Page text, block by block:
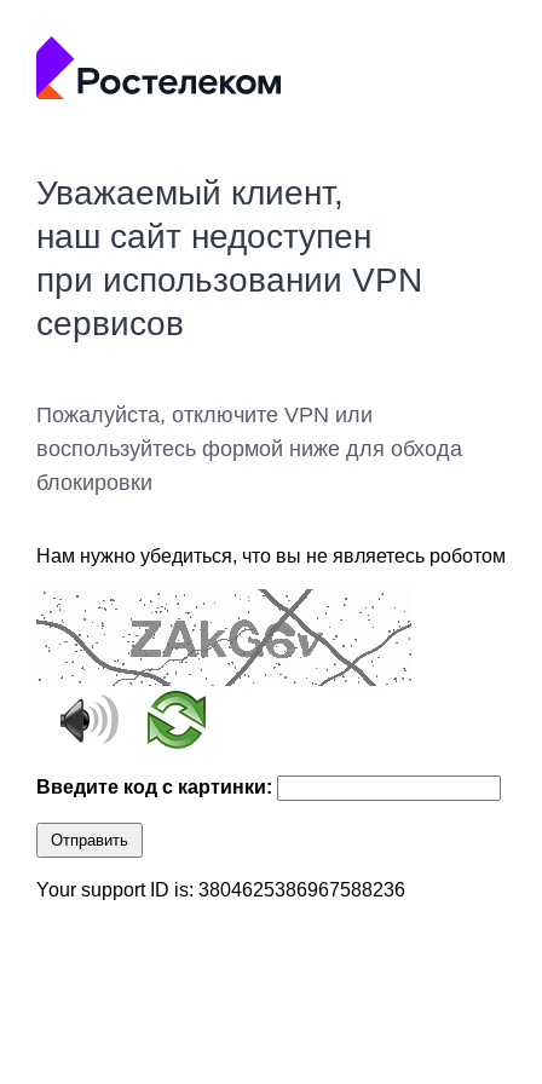
Уважаемый клиент,
наш сайт недоступен
при использовании VPN
сервисов
Пожалуйста, отключите VPN или
воспользуйтесь формой ниже для обхода
блокировки
Нам нужно убедиться, что вы не являетесь роботом
Введите код с картинки:
Отправить
Your support ID is: 3804625386967588236